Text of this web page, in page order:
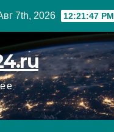
7th, 2026 12:21:48 PM